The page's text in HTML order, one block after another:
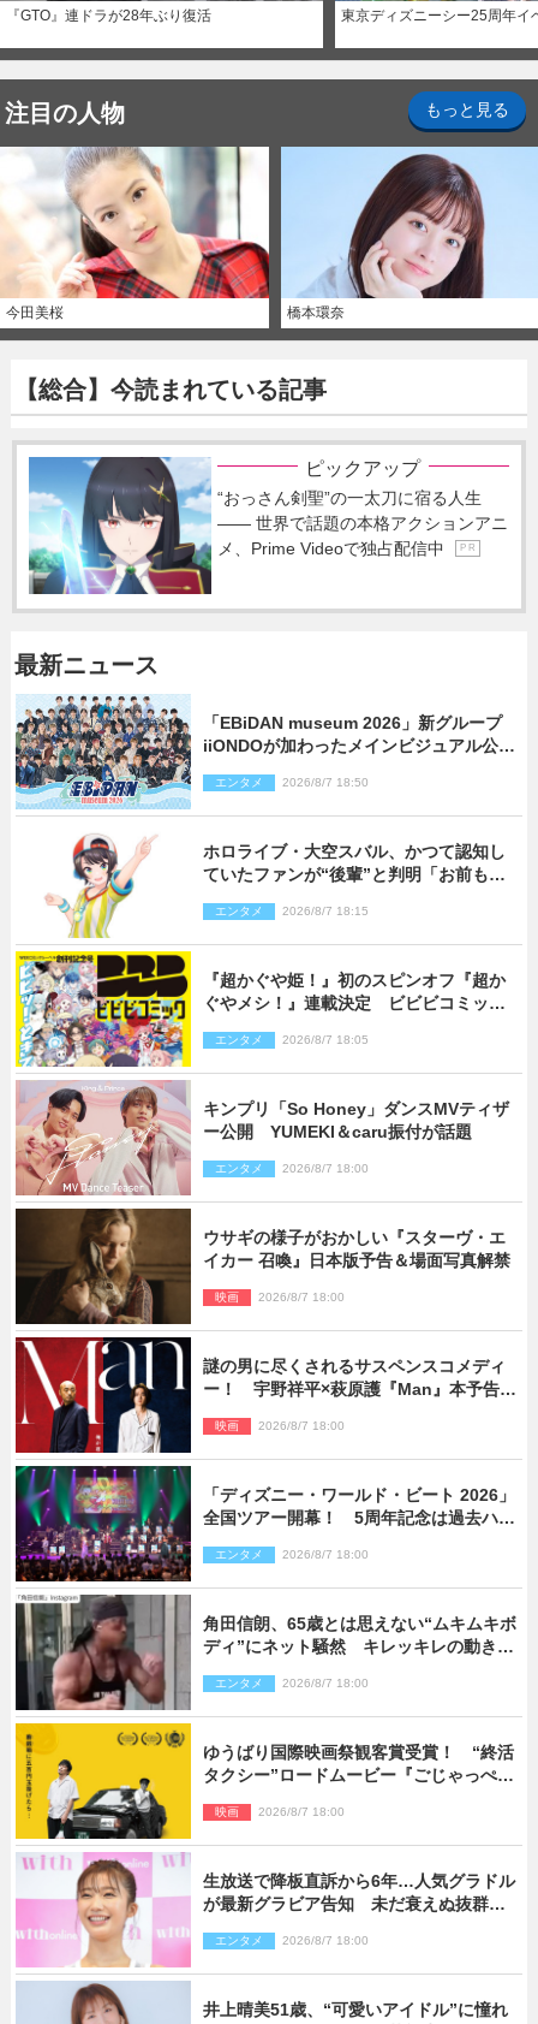
『GTO』連ドラが28年ぶり復活 東京ディズニーシー25周年イ
注目の人物 もっと見る
今田美桜 橋本環奈
【総合】今読まれている記事
ピックアップ
“おっさん剣聖”の一太刀に宿る人生
―― 世界で話題の本格アクションアニ
メ、Prime Videoで独占配信中
P R
最新ニュース
「EBiDAN museum 2026」新グループ
iiONDOが加わったメインビジュアル公
エンタメ 2026/8/7 18:50
ホロライブ・大空スバル、かつて認知し
ていたファンが“後輩”と判明「お前もし
エンタメ 2026/8/7 18:15
『超かぐや姫！』初のスピンオフ『超か
ぐやメシ！』連載決定 ビビビコミック
エンタメ 2026/8/7 18:05
キンプリ「So Honey」ダンスMVティザ
ー公開 YUMEKI＆caru振付が話題
エンタメ 2026/8/7 18:00
ウサギの様子がおかしい『スターヴ・エ
イカー 召喚』日本版予告＆場面写真解禁
映画 2026/8/7 18:00
謎の男に尽くされるサスペンスコメディ
ー！ 宇野祥平×萩原護『Man』本予告＆
映画 2026/8/7 18:00
「ディズニー・ワールド・ビート 2026」
全国ツアー開幕！ 5周年記念は過去ハイ
ポート】
エンタメ 2026/8/7 18:00
角田信朗、65歳とは思えない“ムキムキボ
ディ”にネット騒然 キレッキレの動きを
エンタメ 2026/8/7 18:00
ゆうばり国際映画祭観客賞受賞！ “終活
タクシー”ロードムービー『ごじゃっぺタ
映画 2026/8/7 18:00
生放送で降板直訴から6年…人気グラドル
が最新グラビア告知 未だ衰えぬ抜群ス
エンタメ 2026/8/7 18:00
井上晴美51歳、“可愛いアイドル”に憧れ